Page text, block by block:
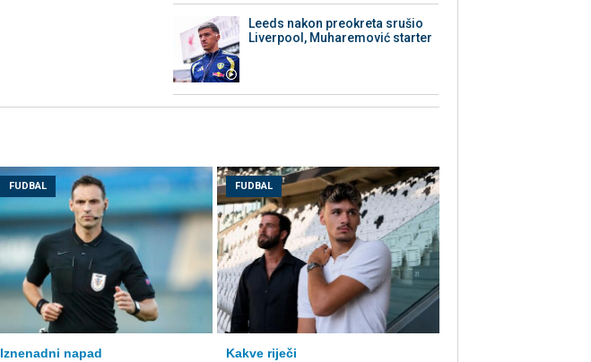
Leeds nakon preokreta srušio
Liverpool, Muharemović starter
FUDBAL
Iznenadni napad
FUDBAL
Kakve riječi